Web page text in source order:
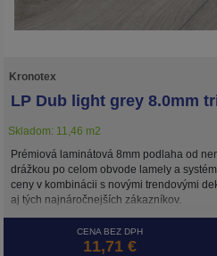
Kronotex
LP Dub light grey 8.0mm
Skladom: 11,46 m2
Prémiová laminátová 8mm podlaha od
drážkou po celom obvode lamely a
ceny v kombinácii s novými trendovými
aj tých najnáročnejších zákazníkov.
CENA BEZ DPH
11,71 €